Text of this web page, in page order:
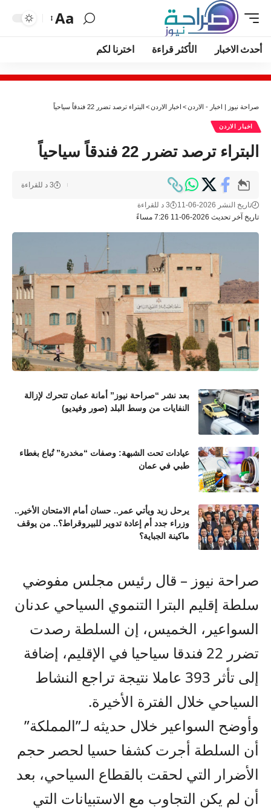
Aa
أحدث الاخبار الأكثر قراءة اخترنا لكم
صراحة نيوز | اخبار - الاردن> اخبار الاردن> البتراء ترصد تضرر 22 فندقاً سياحياً
اخبار الاردن
البتراء ترصد تضرر 22 فندقاً سياحياً
تاريخ آخر تحديث 2026-06-11 7:26 مساءً
تاريخ النشر 2026-06-11 3 د للقراءة
3 د للقراءة
بعد نشر “صراحة نيوز” أمانة عمان تتحرك لإزالة
النفايات من وسط البلد (صور وفيديو)
عيادات تحت الشبهة: وصفات “مخدرة” تُباع بغطاء
طبي في عمان
يرحل زيد ويأتي عمر.. حسان أمام الامتحان الأخير..
وزراء جدد أم إعادة تدوير للبيروقراط؟.. من يوقف
ماكينة الجباية؟
صراحة نيوز – قال رئيس مجلس مفوضي
سلطة إقليم البترا التنموي السياحي عدنان
السواعير، الخميس، إن السلطة رصدت
تضرر 22 فندقا سياحيا في الإقليم، إضافة
إلى تأثر 393 عاملا نتيجة تراجع النشاط
السياحي خلال الفترة الأخيرة.
وأوضح السواعير خلال حديثه لـ”المملكة”
أن السلطة أجرت كشفا حسيا لحصر حجم
الأضرار التي لحقت بالقطاع السياحي، بعد
أن لم يكن التجاوب مع الاستبيانات التي